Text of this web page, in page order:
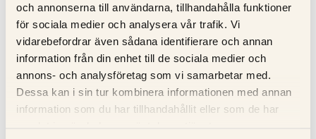
och annonserna till användarna, tillhandahålla funktioner
för sociala medier och analysera vår trafik. Vi
vidarebefordrar även sådana identifierare och annan
information från din enhet till de sociala medier och
annons- och analysföretag som vi samarbetar med.
Dessa kan i sin tur kombinera informationen med annan
information som du har tillhandahållit eller som de har
Om tillverkaren
RELATERADE PRODUKTER